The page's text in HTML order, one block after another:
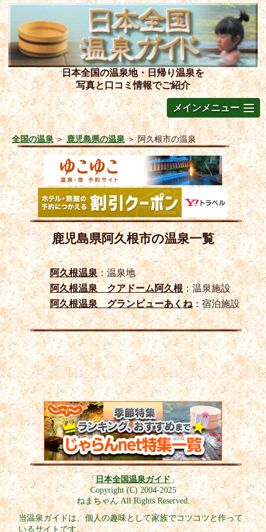
日本全国の温泉地・日帰り温泉を
写真と口コミ情報でご紹介
メインメニュー
全国の温泉＞鹿児島県の温泉＞阿久根市の温泉
鹿児島県阿久根市の温泉一覧
阿久根温泉：温泉地
阿久根温泉 クアドーム阿久根：温泉施設
阿久根温泉 グランビューあくね：宿泊施設
「日本全国温泉ガイド」
Copyright (C) 2004-2025
ねまちゃん All Rights Reserved.
当温泉ガイドは、個人の趣味として家族でコツコツと作って
いるサイトです。